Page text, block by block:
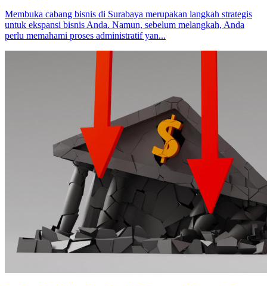
Membuka cabang bisnis di Surabaya merupakan langkah strategis
untuk ekspansi bisnis Anda. Namun, sebelum melangkah, Anda
perlu memahami proses administratif yan...